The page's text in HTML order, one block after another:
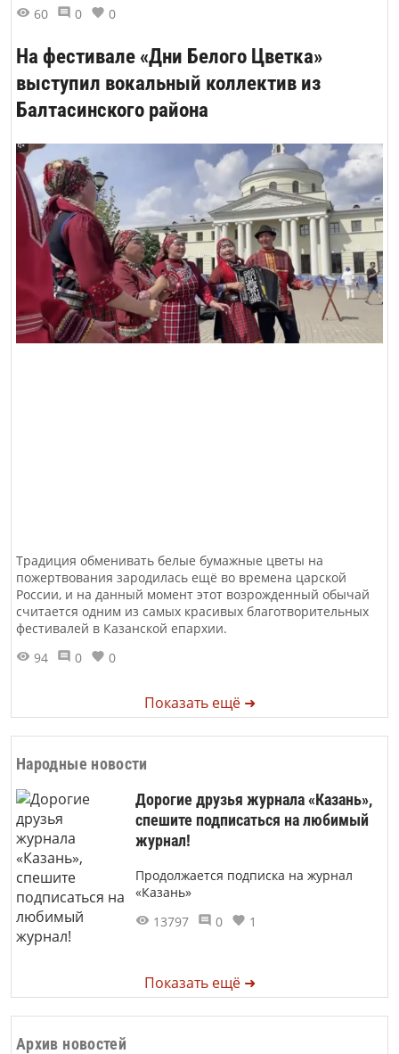
60
0 0
На фестивале «Дни Белого Цветка»
выступил вокальный коллектив из
Балтасинского района
Традиция обменивать белые бумажные цветы на
пожертвования зародилась ещё во времена царской
России, и на данный момент этот возрожденный обычай
считается одним из самых красивых благотворительных
фестивалей в Казанской епархии.
94
0 0
Показать ещё ➜
Народные новости
Дорогие друзья журнала «Казань»,
спешите подписаться на любимый
журнал!
Продолжается подписка на журнал
«Казань»
13797
0 1
Показать ещё ➜
Архив новостей